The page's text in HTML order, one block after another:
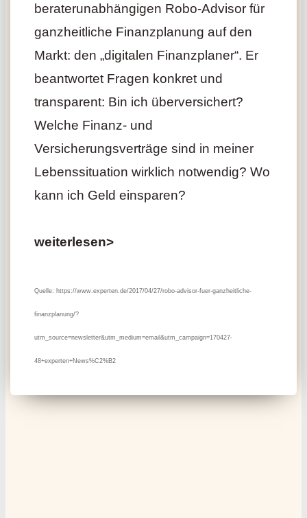
beraterunabhängigen Robo-Advisor für
ganzheitliche Finanzplanung auf den
Markt: den „digitalen Finanzplaner“. Er
beantwortet Fragen konkret und
transparent: Bin ich überversichert?
Welche Finanz- und
Versicherungsverträge sind in meiner
Lebenssituation wirklich notwendig? Wo
kann ich Geld einsparen?
weiterlesen>
Quelle: https://www.experten.de/2017/04/27/robo-advisor-fuer-ganzheitliche-
finanzplanung/?
utm_source=newsletter&utm_medium=email&utm_campaign=170427-
48+experten+News%C2%B2